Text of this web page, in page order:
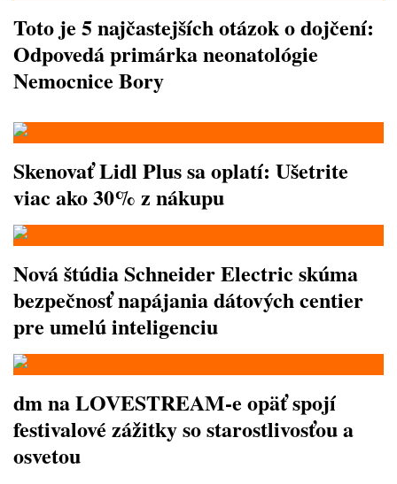
Toto je 5 najčastejších otázok o dojčení:
Odpovedá primárka neonatológie
Nemocnice Bory
Skenovať Lidl Plus sa oplatí: Ušetrite
viac ako 30% z nákupu
Nová štúdia Schneider Electric skúma
bezpečnosť napájania dátových centier
pre umelú inteligenciu
dm na LOVESTREAM-e opäť spojí
festivalové zážitky so starostlivosťou a
osvetou